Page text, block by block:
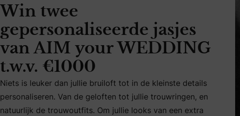
Win twee
gepersonaliseerde jasjes
van AIM your WEDDING
t.w.v. €1000
Niets is leuker dan jullie bruiloft tot in de kleinste details
Niets is leuker dan jullie bruiloft tot in de kleinste details
personaliseren. Van de geloften tot jullie trouwringen, en
natuurlijk de trouwoutfits. Om jullie looks van een extra